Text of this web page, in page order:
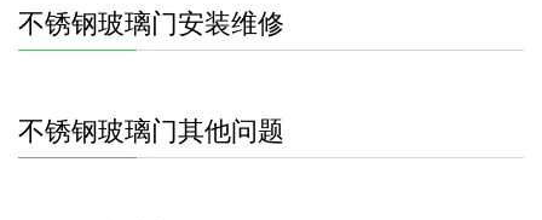
不锈钢玻璃门安装维修
不锈钢玻璃门其他问题